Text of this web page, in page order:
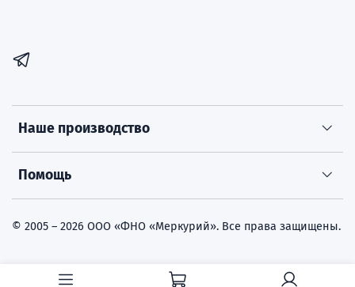
Наше производство
Помощь
© 2005 – 2026 ООО «ФНО «Меркурий». Все права защищены.